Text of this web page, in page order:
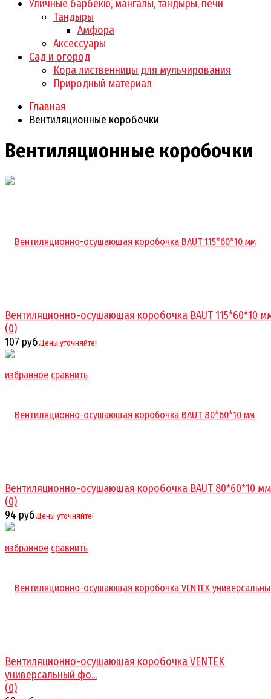
Уличные барбекю, мангалы, тандыры, печи
Тандыры
Амфора
Аксессуары
Сад и огород
Кора лиственницы для мульчирования
Природный материал
Главная
Вентиляционные коробочки
Вентиляционные коробочки
избранное сравнить
Вентиляционно-осушающая коробочка BAUT 115*60*10
(0)
107 руб.Цены уточняйте!
избранное сравнить
Вентиляционно-осушающая коробочка BAUT 80*60*10 мм
(0)
94 руб.Цены уточняйте!
Вентиляционно-осушающая коробочка VENTEK
универсальный фо...
(0)